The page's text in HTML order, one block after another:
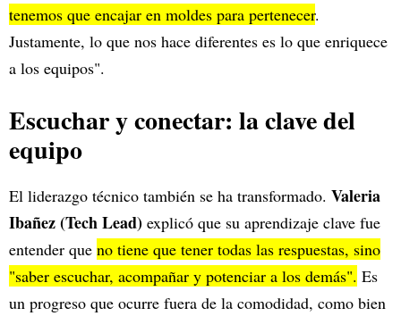
tenemos que encajar en moldes para pertenecer.
Justamente, lo que nos hace diferentes es lo que enriquece
a los equipos".
Escuchar y conectar: la clave del
equipo
El liderazgo técnico también se ha transformado. Valeria
Ibañez (Tech Lead) explicó que su aprendizaje clave fue
entender que no tiene que tener todas las respuestas, sino
"saber escuchar, acompañar y potenciar a los demás". Es
un progreso que ocurre fuera de la comodidad, como bien